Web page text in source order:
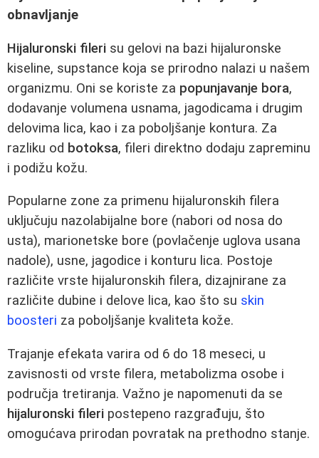
obnavljanje
Hijaluronski fileri su gelovi na bazi hijaluronske
kiseline, supstance koja se prirodno nalazi u našem
organizmu. Oni se koriste za popunjavanje bora,
dodavanje volumena usnama, jagodicama i drugim
delovima lica, kao i za poboljšanje kontura. Za
razliku od botoksa, fileri direktno dodaju zapreminu
i podižu kožu.
Popularne zone za primenu hijaluronskih filera
uključuju nazolabijalne bore (nabori od nosa do
usta), marionetske bore (povlačenje uglova usana
nadole), usne, jagodice i konturu lica. Postoje
različite vrste hijaluronskih filera, dizajnirane za
različite dubine i delove lica, kao što su skin
boosteri za poboljšanje kvaliteta kože.
Trajanje efekata varira od 6 do 18 meseci, u
zavisnosti od vrste filera, metabolizma osobe i
područja tretiranja. Važno je napomenuti da se
hijaluronski fileri postepeno razgrađuju, što
omogućava prirodan povratak na prethodno stanje.